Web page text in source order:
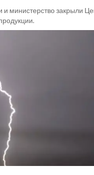
и министерство закрыли